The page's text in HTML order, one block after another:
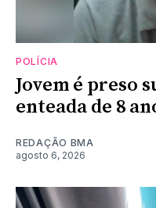
POLÍCIA
Jovem é preso
enteada de 8
REDAÇÃO BMA
agosto 6, 2026